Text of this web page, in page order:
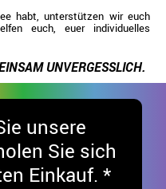
habt, unterstützen wir euch
euch, euer individuelles
UNVERGESSLICH.
unsere
Sie sich
Einkauf. *